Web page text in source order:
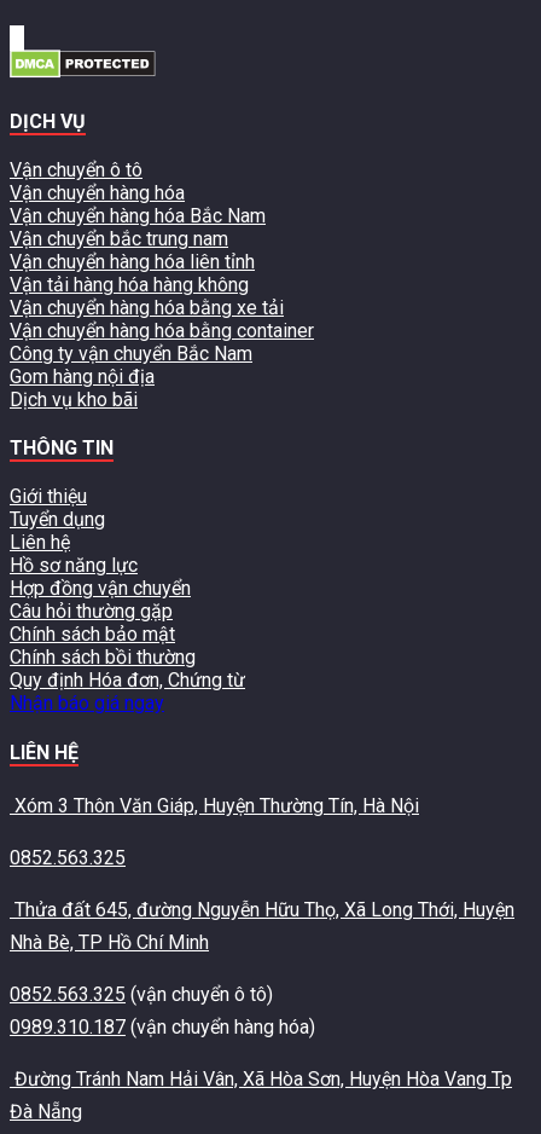
DỊCH VỤ
Vận chuyển ô tô
Vận chuyển hàng hóa
Vận chuyển hàng hóa Bắc Nam
Vận chuyển bắc trung nam
Vận chuyển hàng hóa liên tỉnh
Vận tải hàng hóa hàng không
Vận chuyển hàng hóa bằng xe tải
Vận chuyển hàng hóa bằng container
Công ty vận chuyển Bắc Nam
Gom hàng nội địa
Dịch vụ kho bãi
THÔNG TIN
Giới thiệu
Tuyển dụng
Liên hệ
Hồ sơ năng lực
Hợp đồng vận chuyển
Câu hỏi thường gặp
Chính sách bảo mật
Chính sách bồi thường
Quy định Hóa đơn, Chứng từ
Nhận báo giá ngay
LIÊN HỆ
Xóm 3 Thôn Văn Giáp, Huyện Thường Tín, Hà Nội
0852.563.325
Thửa đất 645, đường Nguyễn Hữu Thọ, Xã Long Thới, Huyện
Nhà Bè, TP Hồ Chí Minh
0852.563.325 (vận chuyển ô tô)
0989.310.187 (vận chuyển hàng hóa)
Đường Tránh Nam Hải Vân, Xã Hòa Sơn, Huyện Hòa Vang Tp
Đà Nẵng